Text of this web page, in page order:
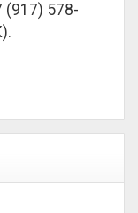
(917) 578-